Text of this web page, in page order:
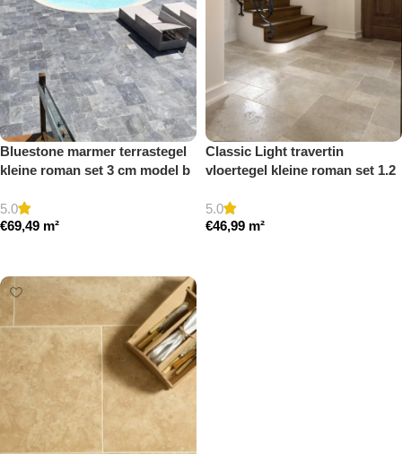
Bluestone marmer terrastegel
kleine roman set 3 cm model b
5.0
€69,49 m²
Classic Light travertin
vloertegel kleine roman set 1.2
5.0
€46,99 m²